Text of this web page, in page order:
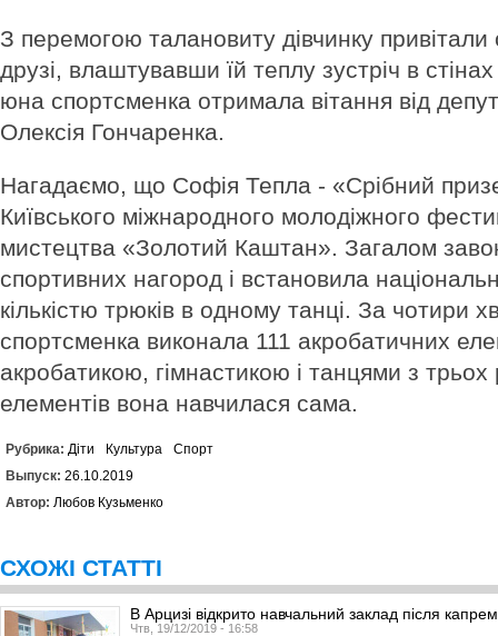
З перемогою талановиту дівчинку привітали
друзі, влаштувавши їй теплу зустріч в
юна спортсменка отримала вітання від
Олексія Гончаренка.
Нагадаємо, що Софія Тепла - «Срібний
Київського міжнародного молодіжного
мистецтва «Золотий Каштан». Загалом
спортивних нагород і встановила
кількістю трюків в одному танці. За чотири
спортсменка виконала 111 акробатичних
акробатикою, гімнастикою і танцями з трьох
елементів вона навчилася сама.
Рубрика: Діти Культура
Спорт
Выпуск: 26.10.2019
Автор: Любов Кузьменко
СХОЖІ СТАТТІ
В Арцизі відкрито навчальний заклад після
Чтв, 19/12/2019 - 16:58